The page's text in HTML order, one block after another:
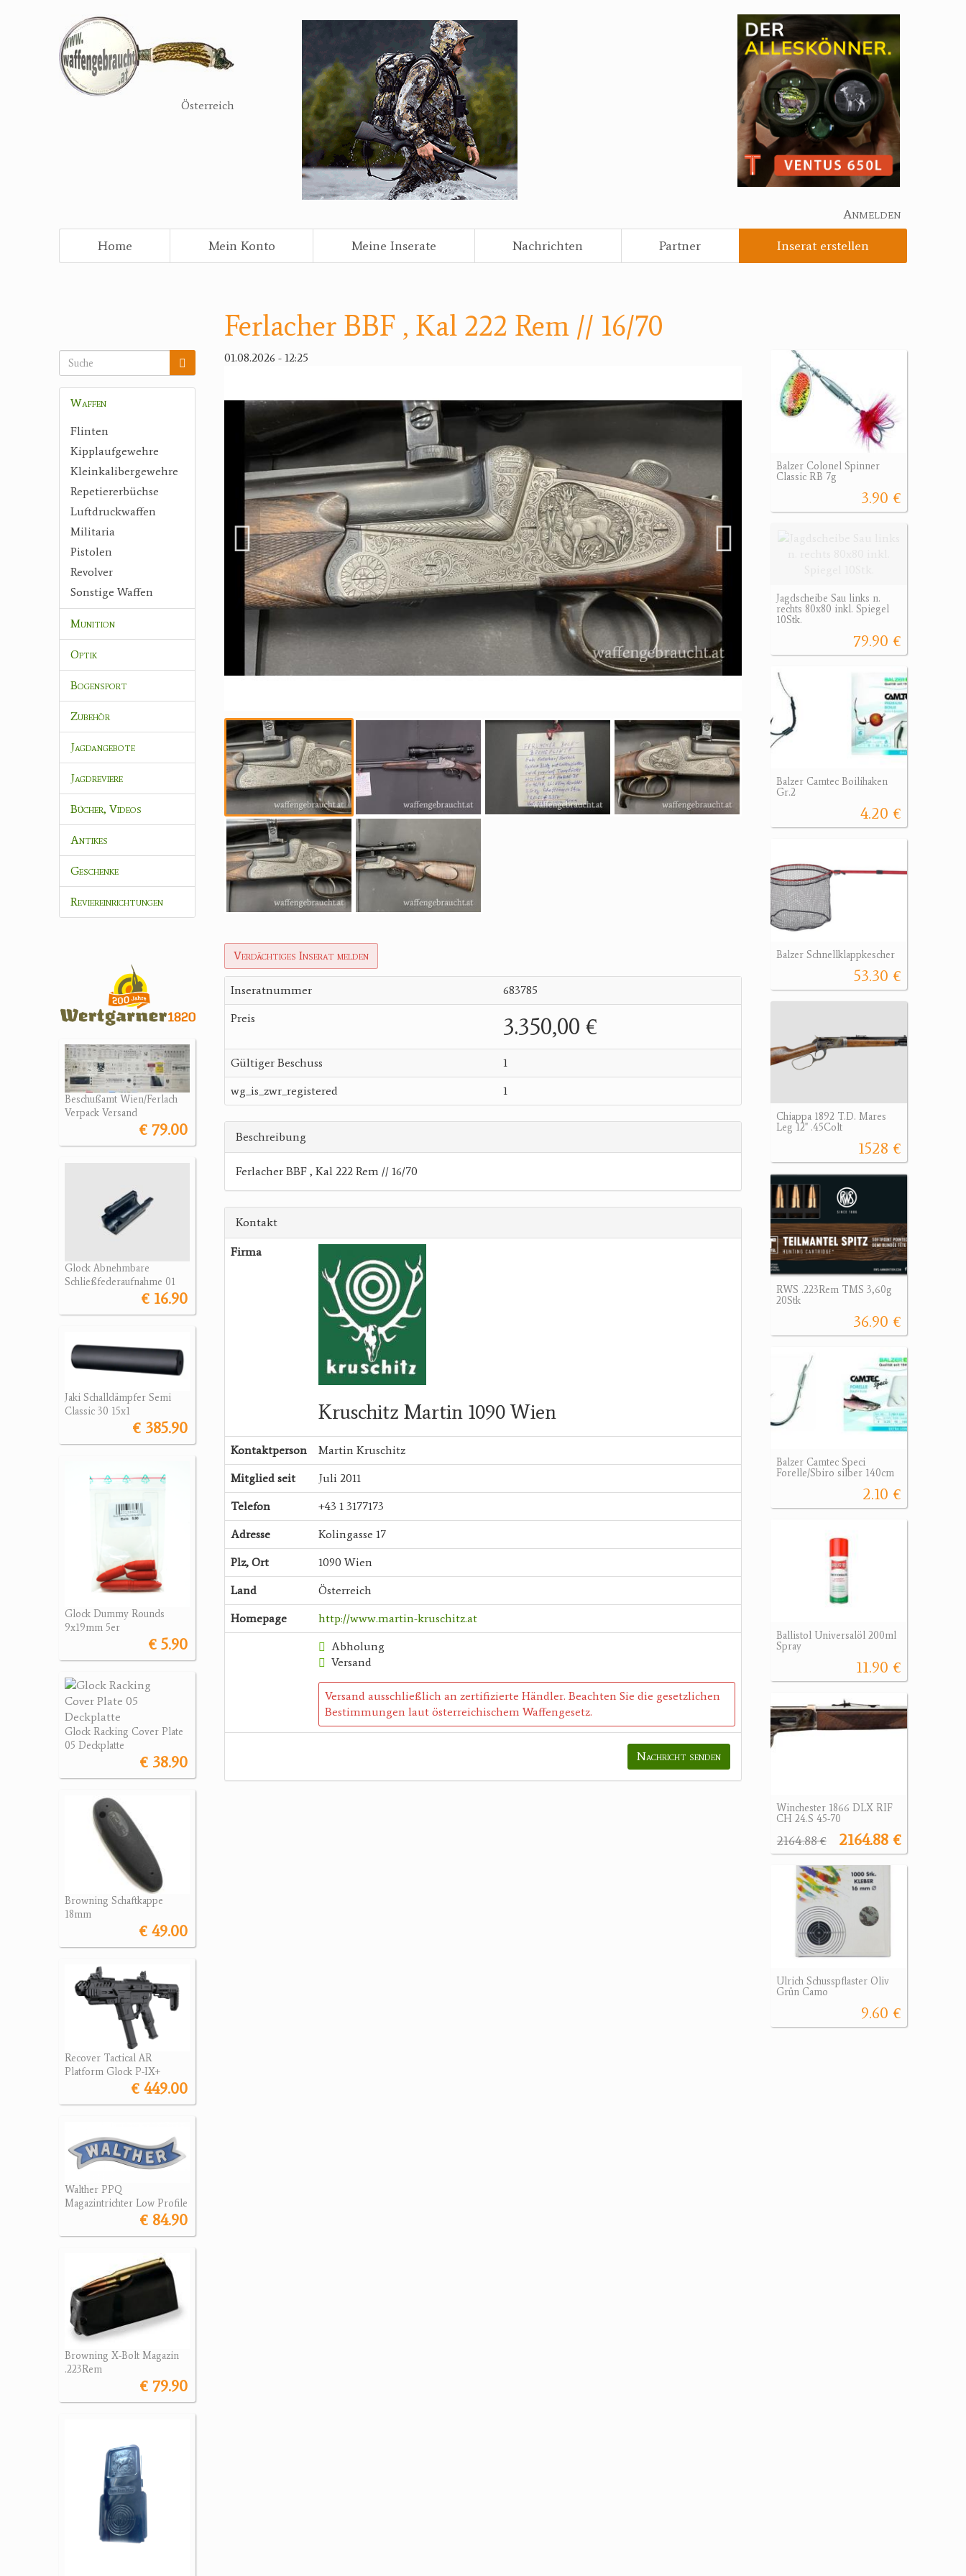
Österreich
Anmelden
Home
Mein Konto Meine Inserate Nachrichten Partner Inserat erstellen
Waffen
Flinten
Kipplaufgewehre
Kleinkalibergewehre
Repetiererbüchse
Luftdruckwaffen
Militaria
Pistolen
Revolver
Sonstige Waffen
Munition
Optik
Bogensport
Zubehör
Jagdangebote
Jagdreviere
Bücher, Videos
Antikes
Geschenke
Reviereinrichtungen
Beschußamt Wien/Ferlach
Verpack Versand
€ 79.00
Glock Abnehmbare
Schließfederaufnahme 01
€ 16.90
Jaki Schalldämpfer Semi
Classic 30 15x1
€ 385.90
Glock Dummy Rounds
9x19mm 5er
€ 5.90
Glock Racking Cover Plate
05 Deckplatte
€ 38.90
Browning Schaftkappe
18mm
€ 49.00
Recover Tactical AR
Platform Glock P-IX+
€ 449.00
Walther PPQ
Magazintrichter Low Profile
€ 84.90
Browning X-Bolt Magazin
.223Rem
€ 79.90
Ferlacher BBF , Kal 222 Rem // 16/70
01.08.2026 - 12:25
Verdächtiges Inserat melden
Inseratnummer 683785
Preis 3.350,00 €
Gültiger Beschuss 1
wg_is_zwr_registered 1
Beschreibung
Ferlacher BBF , Kal 222 Rem // 16/70
Kontakt
Firma
Kruschitz Martin 1090 Wien
Kontaktperson Martin Kruschitz
Mitglied seit Juli 2011
Telefon +43 1 3177173
Adresse Kolingasse 17
Plz, Ort 1090 Wien
Land Österreich
Homepage http://www.martin-kruschitz.at
Abholung
Versand
Versand ausschließlich an zertifizierte Händler. Beachten Sie die gesetzlichen
Bestimmungen laut österreichischem Waffengesetz.
Nachricht senden
Balzer Colonel Spinner
Classic RB 7g
3.90 €
Jagdscheibe Sau links n.
rechts 80x80 inkl. Spiegel
10Stk.
79.90 €
Balzer Camtec Boilihaken
Gr.2
4.20 €
Balzer Schnellklappkescher
53.30 €
Chiappa 1892 T.D. Mares
Leg 12" .45Colt
1528 €
RWS .223Rem TMS 3,60g
20Stk
36.90 €
Balzer Camtec Speci
Forelle/Sbiro silber 140cm
2.10 €
Ballistol Universalöl 200ml
Spray
11.90 €
Winchester 1866 DLX RIF
CH 24.S 45-70
2164.88 €
2164.88 €
Ulrich Schusspflaster Oliv
Grün Camo
9.60 €